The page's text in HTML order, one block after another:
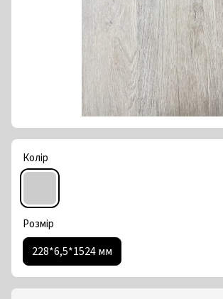
Колір
Розмір
228*6,5*1524 мм